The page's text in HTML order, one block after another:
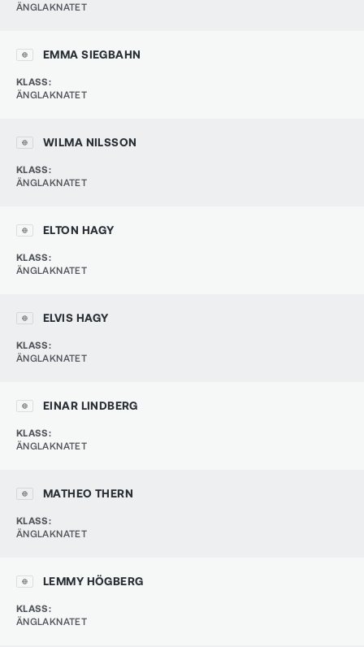
ÄNGLAKNATET
EMMA SIEGBAHN
KLASS:
ÄNGLAKNATET
WILMA NILSSON
KLASS:
ÄNGLAKNATET
ELTON HAGY
KLASS:
ÄNGLAKNATET
ELVIS HAGY
KLASS:
ÄNGLAKNATET
EINAR LINDBERG
KLASS:
ÄNGLAKNATET
MATHEO THERN
KLASS:
ÄNGLAKNATET
LEMMY HÖGBERG
KLASS:
ÄNGLAKNATET